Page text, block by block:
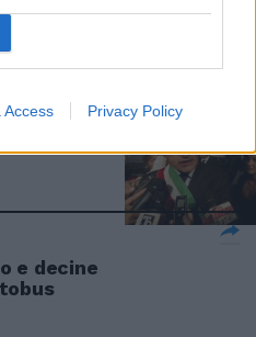
Access Privacy Policy
rischio
e decine